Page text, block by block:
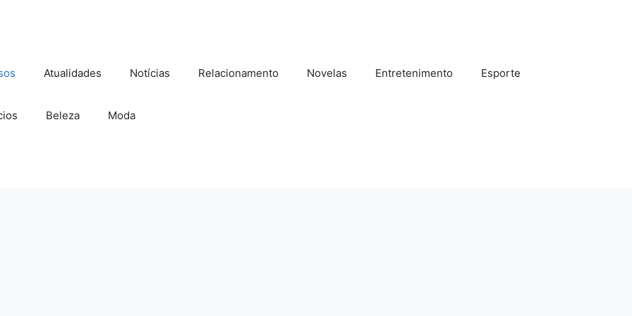
Atualidades Notícias Relacionamento Novelas Entretenimento Esporte
Beleza Moda